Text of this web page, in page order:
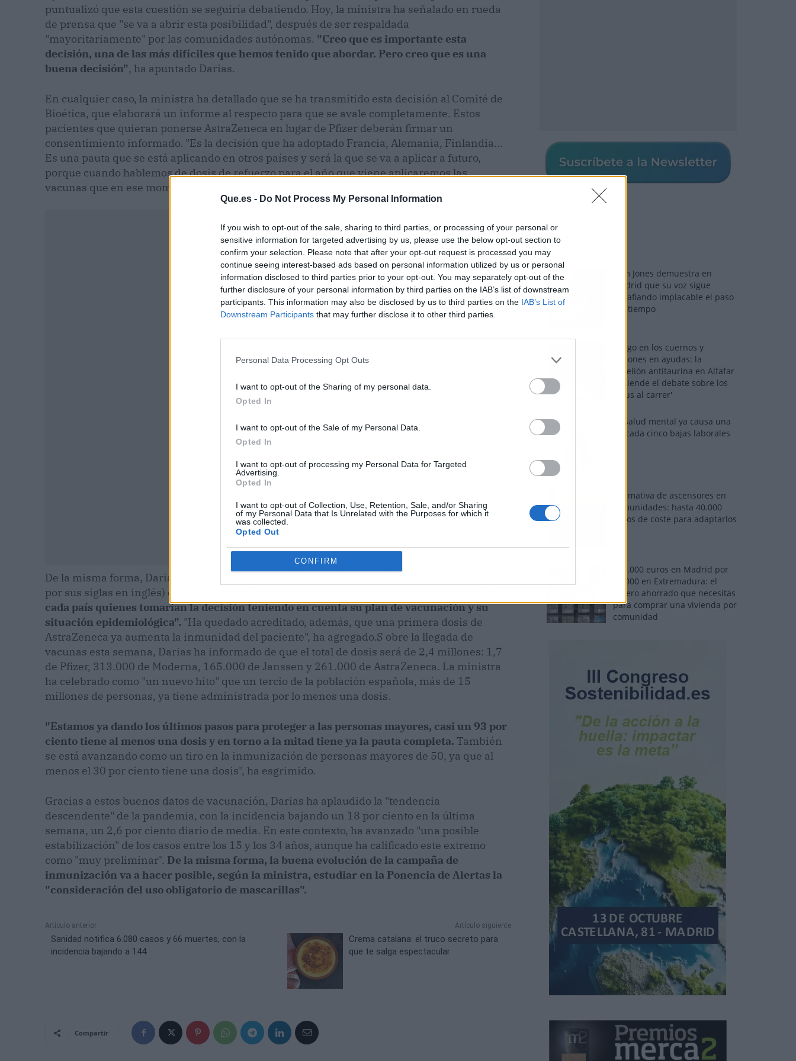
Que.es - Do Not Process My Personal Information
If you wish to opt-out of the sale, sharing to third parties, or processing of your personal or
sensitive information for targeted advertising by us, please use the below opt-out section to
confirm your selection. Please note that after your opt-out request is processed you may
continue seeing interest-based ads based on personal information utilized by us or personal
information disclosed to third parties prior to your opt-out. You may separately opt-out of the
further disclosure of your personal information by third parties on the IAB’s list of downstream
participants. This information may also be disclosed by us to third parties on the IAB’s List of
Downstream Participants that may further disclose it to other third parties.
Personal Data Processing Opt Outs
I want to opt-out of the Sharing of my personal data.
Opted In
I want to opt-out of the Sale of my Personal Data.
Opted In
I want to opt-out of processing my Personal Data for Targeted
Advertising.
Opted In
I want to opt-out of Collection, Use, Retention, Sale, and/or Sharing
of my Personal Data that Is Unrelated with the Purposes for which it
was collected.
Opted Out
CONFIRM
puntualizó que esta cuestión se seguiría debatiendo. Hoy, la ministra ha señalado en rueda
de prensa que "se va a abrir esta posibilidad", después de ser respaldada
"mayoritariamente" por las comunidades autónomas. "Creo que es importante esta
decisión, una de las más difíciles que hemos tenido que abordar. Pero creo que es una
buena decisión", ha apuntado Darias.
En cualquier caso, la ministra ha detallado que se ha transmitido esta decisión al Comité de
Bioética, que elaborará un informe al respecto para que se avale completamente. Estos
pacientes que quieran ponerse AstraZeneca en lugar de Pfizer deberán firmar un
consentimiento informado. "Es la decisión que ha adoptado Francia, Alemania, Finlandia...
Es una pauta que se está aplicando en otros países y será la que se va a aplicar a futuro,
porque cuando hablemos de dosis de refuerzo para el año que viene aplicaremos las
vacunas que en ese momento estén, y serán probablemente diferentes", ha remachado.
Publicidad
De la misma forma, Darias ha argumentado que la Agencia Europea del Medicamento (EMA,
por sus siglas en inglés) dijo que
cada país quienes tomarían la decisión teniendo en cuenta su plan de vacunación y su
situación epidemiológica". "Ha quedado acreditado, además, que una primera dosis de
AstraZeneca ya aumenta la inmunidad del paciente", ha agregado.S obre la llegada de
vacunas esta semana, Darias ha informado de que el total de dosis será de 2,4 millones: 1,7
de Pfizer, 313.000 de Moderna, 165.000 de Janssen y 261.000 de AstraZeneca. La ministra
ha celebrado como "un nuevo hito" que un tercio de la población española, más de 15
millones de personas, ya tiene administrada por lo menos una dosis.
"Estamos ya dando los últimos pasos para proteger a las personas mayores, casi un 93 por
ciento tiene al menos una dosis y en torno a la mitad tiene ya la pauta completa. También
se está avanzando como un tiro en la inmunización de personas mayores de 50, ya que al
menos el 30 por ciento tiene una dosis", ha esgrimido.
Gracias a estos buenos datos de vacunación, Darias ha aplaudido la "tendencia
descendente" de la pandemia, con la incidencia bajando un 18 por ciento en la última
semana, un 2,6 por ciento diario de media. En este contexto, ha avanzado "una posible
estabilización" de los casos entre los 15 y los 34 años, aunque ha calificado este extremo
como "muy preliminar". De la misma forma, la buena evolución de la campaña de
inmunización va a hacer posible, según la ministra, estudiar en la Ponencia de Alertas la
"consideración del uso obligatorio de mascarillas".
Artículo anterior
Sanidad notifica 6.080 casos y 66 muertes, con la
incidencia bajando a 144
Artículo siguiente
Crema catalana: el truco secreto para
que te salga espectacular
Compartir
Los más vistos
Tom Jones demuestra en
Madrid que su voz sigue
desafiando implacable el paso
del tiempo
Fuego en los cuernos y
millones en ayudas: la
rebelión antitaurina en Alfafar
enciende el debate sobre los
'bous al carrer'
La salud mental ya causa una
de cada cinco bajas laborales
Normativa de ascensores en
comunidades: hasta 40.000
euros de coste para adaptarlos
110.000 euros en Madrid por
31.000 en Extremadura: el
dinero ahorrado que necesitas
para comprar una vivienda por
comunidad